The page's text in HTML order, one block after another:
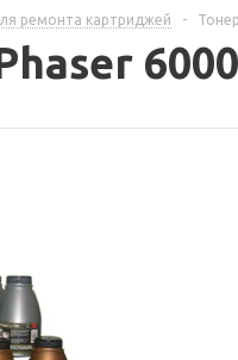
ремонта картриджей -